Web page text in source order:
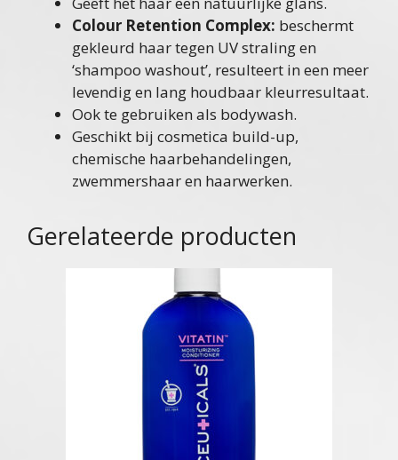
Colour Retention Complex: beschermt
gekleurd haar tegen UV straling en
‘shampoo washout’, resulteert in een meer
levendig en lang houdbaar kleurresultaat.
Ook te gebruiken als bodywash.
Geschikt bij cosmetica build-up,
chemische haarbehandelingen,
zwemmershaar en haarwerken.
Gerelateerde producten